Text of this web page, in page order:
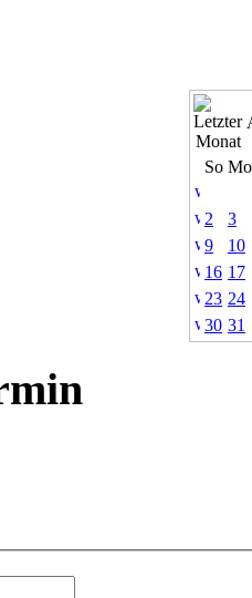
So Mo
2
3
9
10
16 17
23 24
30 31